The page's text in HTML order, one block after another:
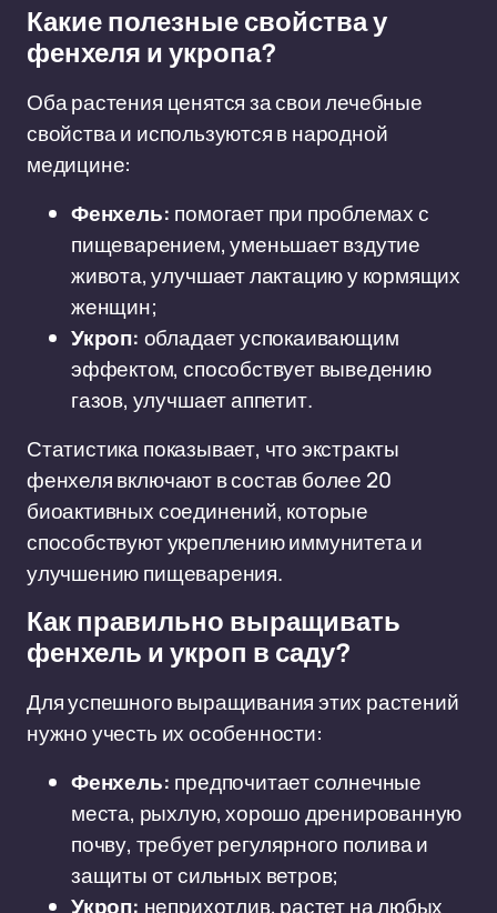
Какие полезные свойства у
фенхеля и укропа?
Оба растения ценятся за свои лечебные
свойства и используются в народной
медицине:
Фенхель: помогает при проблемах с
пищеварением, уменьшает вздутие
живота, улучшает лактацию у кормящих
женщин;
Укроп: обладает успокаивающим
эффектом, способствует выведению
газов, улучшает аппетит.
Статистика показывает, что экстракты
фенхеля включают в состав более 20
биоактивных соединений, которые
способствуют укреплению иммунитета и
улучшению пищеварения.
Как правильно выращивать
фенхель и укроп в саду?
Для успешного выращивания этих растений
нужно учесть их особенности:
Фенхель: предпочитает солнечные
места, рыхлую, хорошо дренированную
почву, требует регулярного полива и
защиты от сильных ветров;
Укроп: неприхотлив, растет на любых